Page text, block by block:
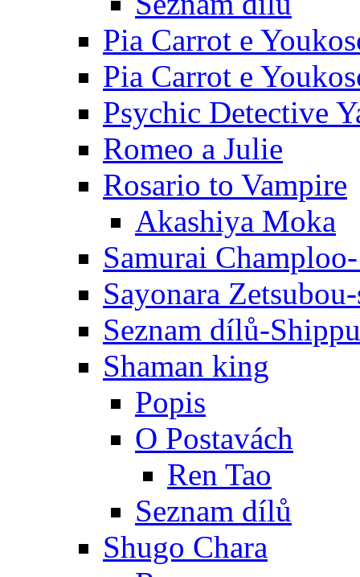
Pia Carrot e
Pia Carrot e
Psychic Detective
Romeo a Julie
Rosario to Vampire
Akashiya Moka
Samurai
Sayonara
Seznam dílů-
Shaman king
Popis
O Postavách
Ren Tao
Seznam dílů
Shugo Chara